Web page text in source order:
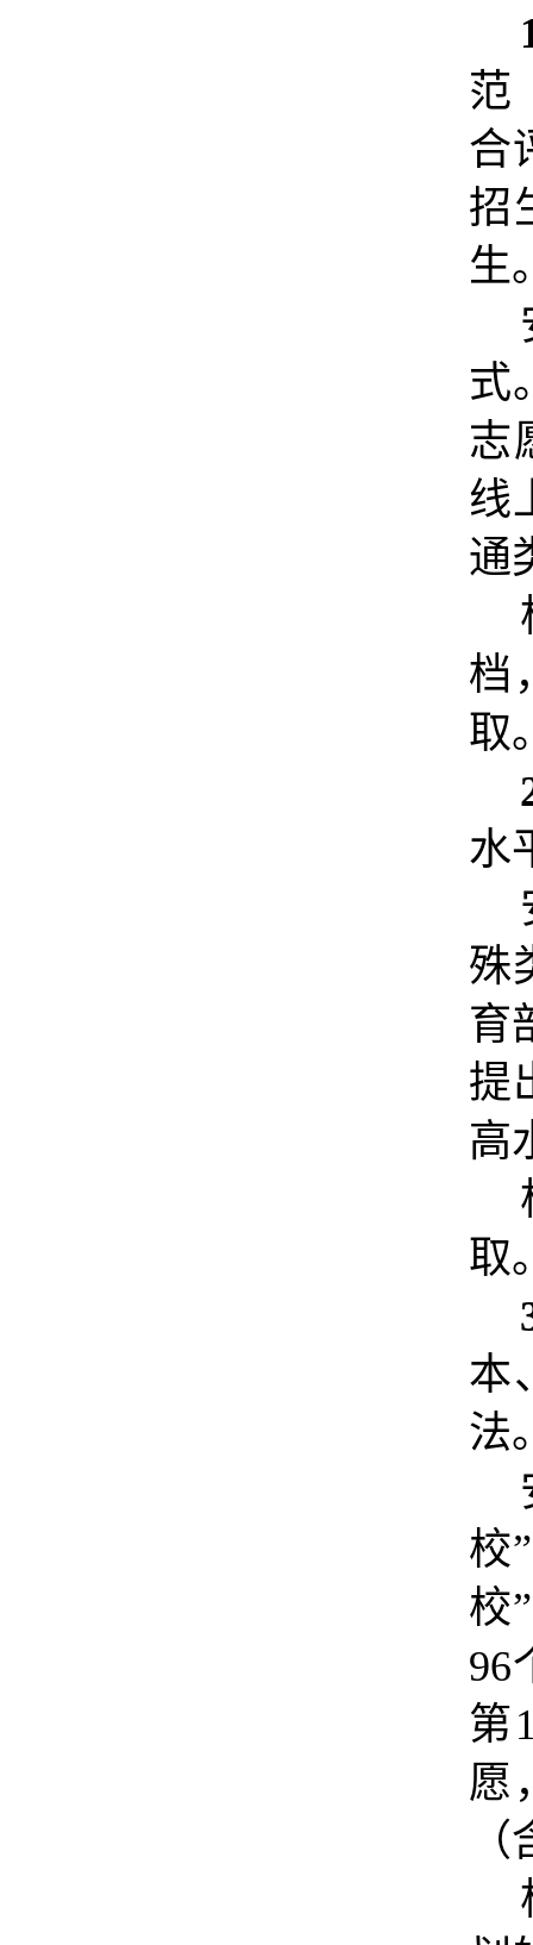
范
合
招
生
式
志
线
通
档
取
水
殊
育
提
高
取
本
法
校
校
96
第
愿